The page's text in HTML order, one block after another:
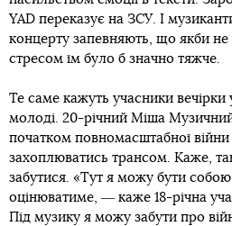
YAD переказує на ЗСУ. І
концерту запевняють, що якби не
стресом їм було б значно тяжче.
Те саме кажуть учасники вечірки
молоді. 20-річний Міша
початком повномасштабної війни
захоплюватись трансом. Каже,
забутися. «Тут я можу бути
оцінюватиме, ― каже 18-річна
Під музику я можу забути про